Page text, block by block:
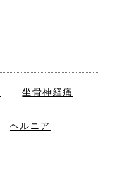
坐骨神経痛
ヘルニア